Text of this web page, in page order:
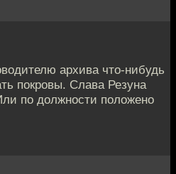
архива что-нибудь
покровы. Слава Резуна
по должности положено